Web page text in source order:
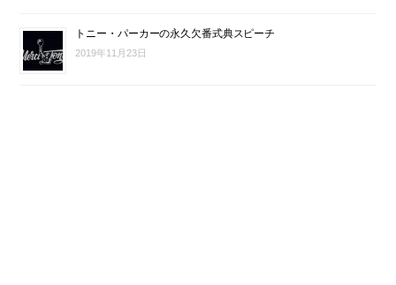
トニー・パーカーの永久欠番式典スピーチ
2019年11月23日